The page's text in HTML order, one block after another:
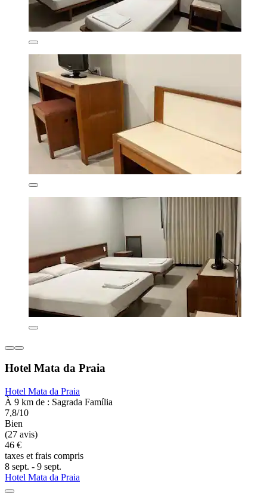
Hotel Mata da Praia
Hotel Mata da Praia
À 9 km de : Sagrada Família
7,8/10
Bien
(27 avis)
46 €
taxes et frais compris
8 sept. - 9 sept.
Hotel Mata da Praia